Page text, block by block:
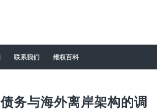
联系我们 维权百科
务与海外离岸架构的调